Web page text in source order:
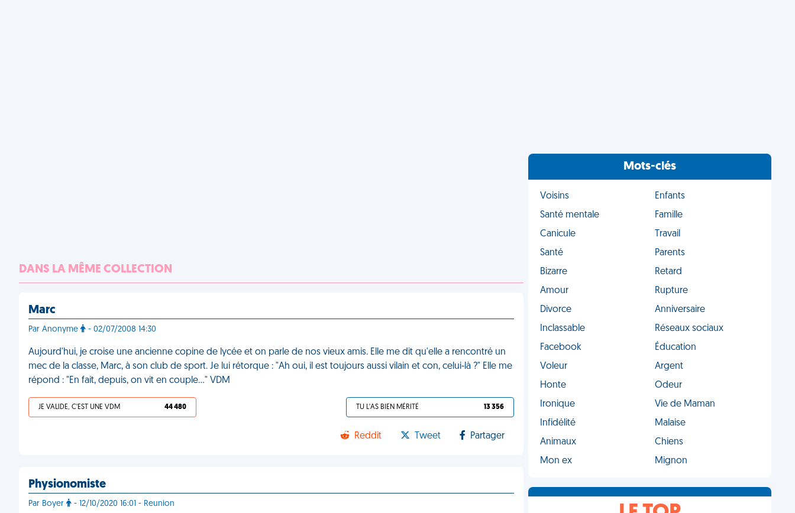
DANS LA MÊME COLLECTION
Marc
Par Anonyme - 02/07/2008 14:30
Aujourd'hui, je croise une ancienne copine de lycée et on parle de nos vieux amis. Elle me dit qu'elle a rencontré un
mec de la classe, Marc, à son club de sport. Je lui rétorque : "Ah oui, il est toujours aussi vilain et con, celui-là ?" Elle me
répond : "En fait, depuis, on vit en couple..." VDM
JE VALIDE, C'EST UNE VDM 44 480 TU L'AS BIEN MÉRITÉ 13 356
Reddit Tweet Partager
Physionomiste
Par Boyer - 12/10/2020 16:01 - Reunion
Mots-clés
Voisins
Enfants
Santé mentale
Famille
Canicule
Travail
Santé
Parents
Bizarre
Retard
Amour
Rupture
Divorce
Anniversaire
Inclassable
Réseaux sociaux
Facebook
Éducation
Voleur
Argent
Honte
Odeur
Ironique
Vie de Maman
Infidélité
Malaise
Animaux
Chiens
Mon ex
Mignon